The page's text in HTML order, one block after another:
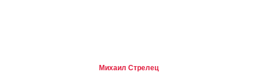
Михаил Стрелец